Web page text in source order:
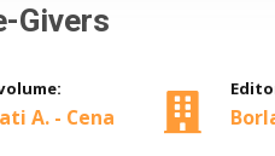
Givers
A. - Cena